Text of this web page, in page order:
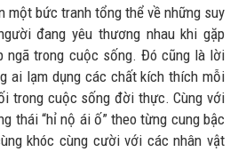
một bức tranh tổng thể về những suy
đang yêu thương nhau khi gặp
ngã trong cuộc sống. Đó cũng là lời
ai lạm dụng các chất kích thích mỗi
trong cuộc sống đời thực. Cùng với
thái “hỉ nộ ái ố” theo từng cung bậc
khóc cùng cười với các nhân vật